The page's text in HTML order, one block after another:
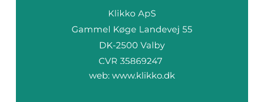
web: www.klikko.dk